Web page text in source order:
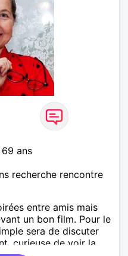
ans
recherche rencontre
entre amis mais
un bon film. Pour le
sera de discuter
curieuse de voir la